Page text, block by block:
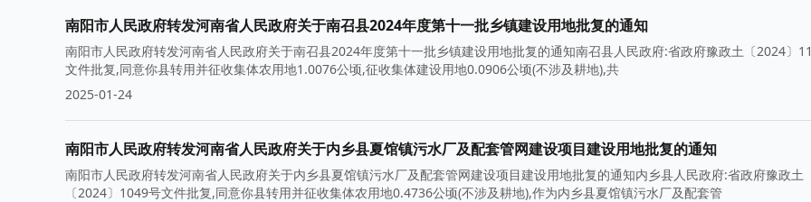
南阳市人民政府转发河南省人民政府关于南召县2024年度第十一批乡镇建设用地批复的通知
南阳市人民政府转发河南省人民政府关于南召县2024年度第十一批乡镇建设用地批复的通知南召县人民政府:省政府豫政土〔2024〕
文件批复,同意你县转用并征收集体农用地1.0076公顷,征收集体建设用地0.0906公顷(不涉及耕地),共
2025-01-24
南阳市人民政府转发河南省人民政府关于内乡县夏馆镇污水厂及配套管网建设项目建设用地批复的通知
南阳市人民政府转发河南省人民政府关于内乡县夏馆镇污水厂及配套管网建设项目建设用地批复的通知内乡县人民政府:省政府豫政土
〔2024〕1049号文件批复,同意你县转用并征收集体农用地0.4736公顷(不涉及耕地),作为内乡县夏馆镇污水厂及配套管